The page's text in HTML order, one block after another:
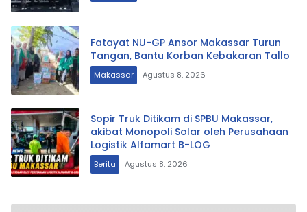
Fatayat NU-GP Ansor Makassar Turun
Tangan, Bantu Korban Kebakaran Tallo
Makassar Agustus 8, 2026
Sopir Truk Ditikam di SPBU Makassar,
akibat Monopoli Solar oleh Perusahaan
Logistik Alfamart B-LOG
Berita Agustus 8, 2026